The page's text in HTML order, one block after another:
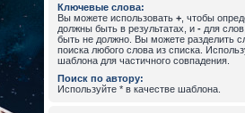
Ключевые слова:
Вы можете использовать + , чтобы
должны быть в результатах, и - для
быть не должно. Вы можете разделить
поиска любого слова из списка.
шаблона для частичного совпадения.
Поиск по автору:
Используйте * в качестве шаблона.